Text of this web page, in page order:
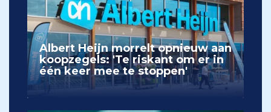
Albert Heijn morrelt opnieuw aan
koopzegels: 'Te riskant om er in
één keer mee te stoppen'